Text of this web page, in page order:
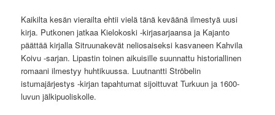
Kaikilta kesän vierailta ehtii vielä tänä keväänä ilmestyä uusi
kirja. Putkonen jatkaa Kielokoski -kirjasarjaansa ja Kajanto
päättää kirjalla Sitruunakevät neliosaiseksi kasvaneen Kahvila
Koivu -sarjan. Lipastin toinen aikuisille suunnattu historiallinen
romaani ilmestyy huhtikuussa. Luutnantti Ströbelin
istumajärjestys -kirjan tapahtumat sijoittuvat Turkuun ja 1600-
luvun jälkipuoliskolle.